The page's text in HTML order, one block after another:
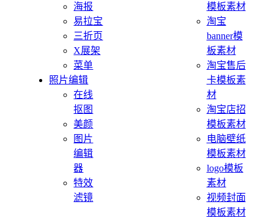
海报
易拉宝
三折页
X展架
菜单
照片编辑
在线
抠图
美颜
图片
编辑
器
特效
滤镜
模板素材
淘宝
banner模
板素材
淘宝售后
卡模板素
材
淘宝店招
模板素材
电脑壁纸
模板素材
logo模板
素材
视频封面
模板素材